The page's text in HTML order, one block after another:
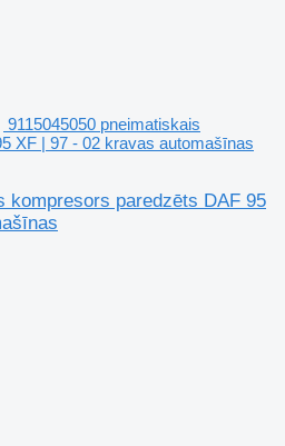
9115045050 pneimatiskais
XF | 97 - 02 kravas automašīnas
kompresors paredzēts DAF 95